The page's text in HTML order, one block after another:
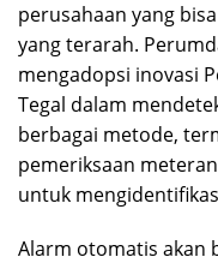
perusahaan yang
yang terarah.
mengadopsi inovasi
Tegal dalam
berbagai metode,
pemeriksaan
untuk
Alarm otomatis akan